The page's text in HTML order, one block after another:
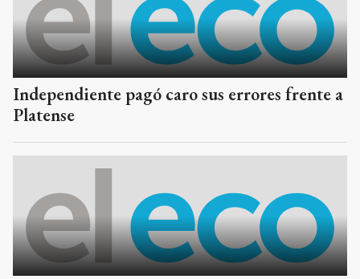
Independiente pagó caro sus errores frente a
Platense